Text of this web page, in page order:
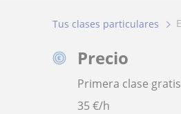
Tus clases particulares
Precio
Primera clase gratis
35€/h